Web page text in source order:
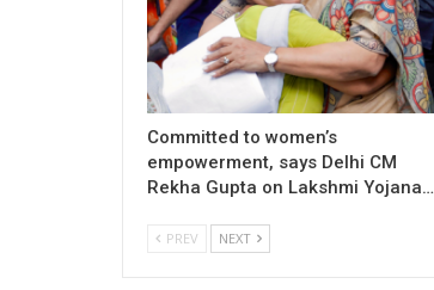
Committed to women’s
empowerment, says Delhi CM
Rekha Gupta on Lakshmi Yojana…
PREV NEXT